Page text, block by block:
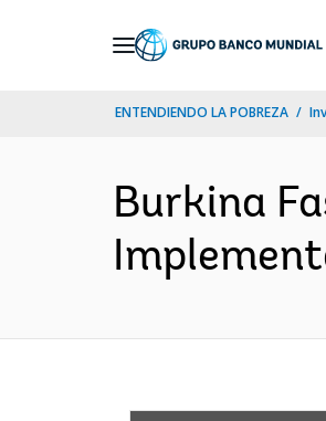
ENTENDIENDO LA POBREZA
Burkina